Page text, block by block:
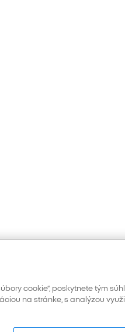
cookie“, poskytnete tým
na stránke, s analýzou